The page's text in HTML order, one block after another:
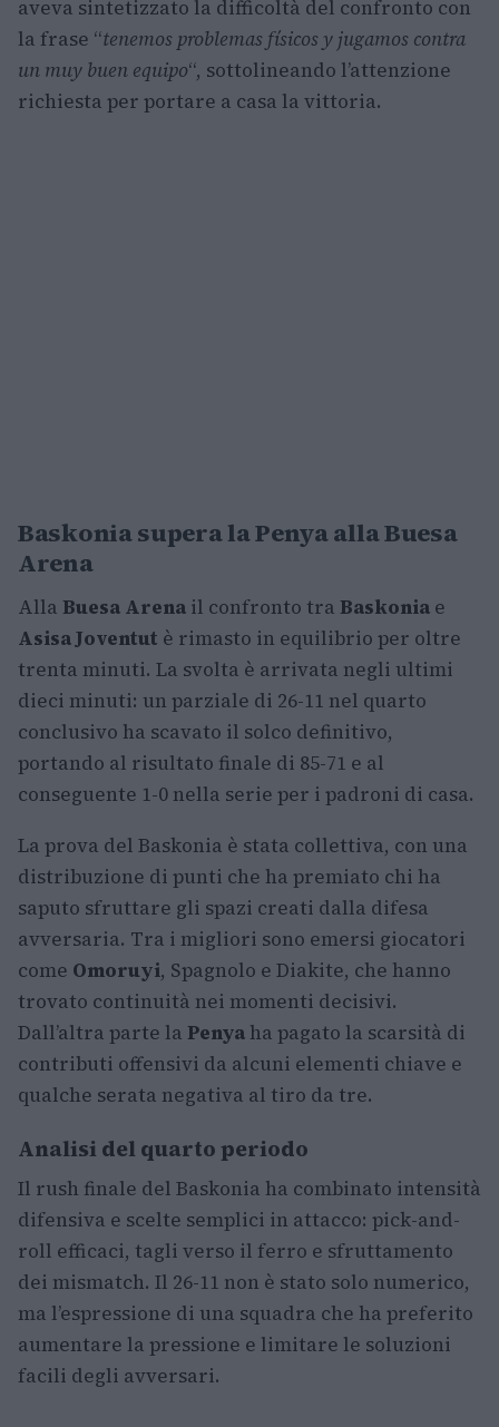
aveva sintetizzato la difficoltà del confronto con
la frase “tenemos problemas físicos y jugamos contra
un muy buen equipo“, sottolineando l’attenzione
richiesta per portare a casa la vittoria.
Baskonia supera la Penya alla Buesa
Arena
Alla Buesa Arena il confronto tra Baskonia e
Asisa Joventut è rimasto in equilibrio per oltre
trenta minuti. La svolta è arrivata negli ultimi
dieci minuti: un parziale di 26-11 nel quarto
conclusivo ha scavato il solco definitivo,
portando al risultato finale di 85-71 e al
conseguente 1-0 nella serie per i padroni di casa.
La prova del Baskonia è stata collettiva, con una
distribuzione di punti che ha premiato chi ha
saputo sfruttare gli spazi creati dalla difesa
avversaria. Tra i migliori sono emersi giocatori
come Omoruyi, Spagnolo e Diakite, che hanno
trovato continuità nei momenti decisivi.
Dall’altra parte la Penya ha pagato la scarsità di
contributi offensivi da alcuni elementi chiave e
qualche serata negativa al tiro da tre.
Analisi del quarto periodo
Il rush finale del Baskonia ha combinato intensità
difensiva e scelte semplici in attacco: pick-and-
roll efficaci, tagli verso il ferro e sfruttamento
dei mismatch. Il 26-11 non è stato solo numerico,
ma l’espressione di una squadra che ha preferito
aumentare la pressione e limitare le soluzioni
facili degli avversari.